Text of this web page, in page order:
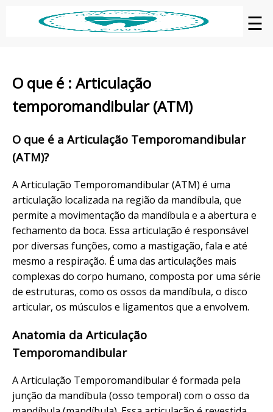
☰
O que é : Articulação
temporomandibular (ATM)
O que é a Articulação Temporomandibular
(ATM)?
A Articulação Temporomandibular (ATM) é uma
articulação localizada na região da mandíbula, que
permite a movimentação da mandíbula e a abertura e
fechamento da boca. Essa articulação é responsável
por diversas funções, como a mastigação, fala e até
mesmo a respiração. É uma das articulações mais
complexas do corpo humano, composta por uma série
de estruturas, como os ossos da mandíbula, o disco
articular, os músculos e ligamentos que a envolvem.
Anatomia da Articulação
Temporomandibular
A Articulação Temporomandibular é formada pela
junção da mandíbula (osso temporal) com o osso da